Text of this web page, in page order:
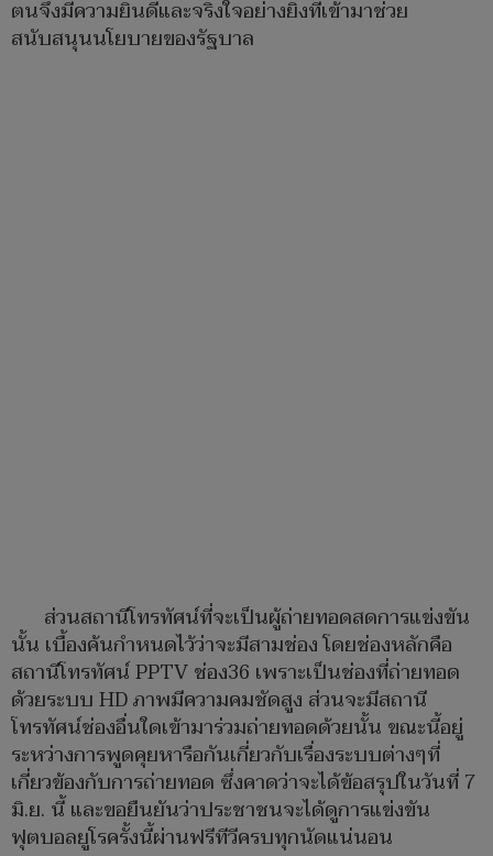
ตนจึงมีความยินดีและจริงใจอย่างยิ่งที่เข้ามาช่วย
สนับสนุนนโยบายของรัฐบาล
ส่วนสถานีโทรทัศน์ที่จะเป็นผู้ถ่ายทอดสดการแข่งขัน
นั้น เบื้องค้นกำหนดไว้ว่าจะมีสามช่อง โดยช่องหลักคือ
สถานีโทรทัศน์ PPTV ช่อง36 เพราะเป็นช่องที่ถ่ายทอด
ด้วยระบบ HD ภาพมีความคมชัดสูง ส่วนจะมีสถานี
โทรทัศน์ช่องอื่นใดเข้ามาร่วมถ่ายทอดด้วยนั้น ขณะนี้อยู่
ระหว่างการพูดคุยหารือกันเกี่ยวกับเรื่องระบบต่างๆที่
เกี่ยวข้องกับการถ่ายทอด ซึ่งคาดว่าจะได้ข้อสรุปในวันที่ 7
มิ.ย. นี้ และขอยืนยันว่าประชาชนจะได้ดูการแข่งขัน
ฟุตบอลยูโรครั้งนี้ผ่านฟรีทีวีครบทุกนัดแน่นอน